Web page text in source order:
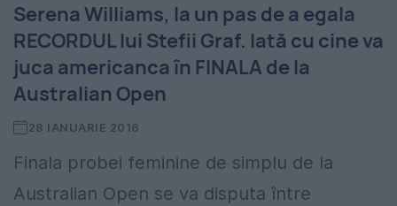
Serena Williams, la un pas de a egala
RECORDUL lui Stefii Graf. Iată cu cine va
juca americanca în FINALA de la
Australian Open
28 IANUARIE 2016
Finala probei feminine de simplu de la
Australian Open se va disputa între